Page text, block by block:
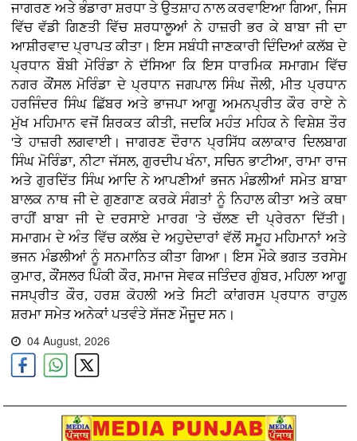
ਜਾਗਰਣ ਅਤੇ ਭੰਡਾਰਾ ਸ਼ਰਧਾ ਤੇ ਉਤਸ਼ਾਹ ਨਾਲ ਕਰਵਾਇਆ ਗਿਆ, ਜਿਸ
ਵਿੱਚ ਵੱਡੀ ਗਿਣਤੀ ਵਿੱਚ ਸ਼ਰਧਾਲੂਆਂ ਨੇ ਹਾਜ਼ਰੀ ਭਰ ਕੇ ਬਾਬਾ ਜੀ ਦਾ
ਆਸ਼ੀਰਵਾਦ ਪ੍ਰਾਪਤ ਕੀਤਾ। ਇਸ ਸਬੰਧੀ ਜਾਣਕਾਰੀ ਦਿੰਦਿਆਂ ਕਲੱਬ ਦੇ
ਪ੍ਰਧਾਨ ਬੌਬੀ ਮੋਰਿੰਡਾ ਨੇ ਦੱਸਿਆ ਕਿ ਇਸ ਧਾਰਮਿਕ ਸਮਾਗਮ ਵਿੱਚ
ਨਗਰ ਕੌਂਸਲ ਮੋਰਿੰਡਾ ਦੇ ਪ੍ਰਧਾਨ ਜਗਪਾਲ ਸਿੰਘ ਜੌਲੀ, ਮੀਤ ਪ੍ਰਧਾਨ
ਹਰਜਿੰਦਰ ਸਿੰਘ ਛਿੱਬਰ ਅਤੇ ਭਾਜਪਾ ਆਗੂ ਅਮਨਪ੍ਰੀਤ ਕੌਰ ਰਾਏ ਨੇ
ਮੁੱਖ ਮਹਿਮਾਨ ਵਜੋਂ ਸ਼ਿਰਕਤ ਕੀਤੀ, ਜਦਕਿ ਮਹੰਤ ਮਹਿਕ ਨੇ ਵਿਸ਼ੇਸ਼ ਤੌਰ
'ਤੇ ਹਾਜ਼ਰੀ ਲਗਵਾਈ। ਜਾਗਰਣ ਦੌਰਾਨ ਪ੍ਰਸਿੱਧ ਕਲਾਕਾਰ ਦਿਲਬਾਗ
ਸਿੰਘ ਮੋਰਿੰਡਾ, ਨੀਟਾ ਜੱਸਲ, ਗੁਰਦੀਪ ਖੰਨਾ, ਸਚਿਨ ਭਾਟੀਆ, ਰਾਮਾ ਰਾਜ
ਅਤੇ ਗੁਰਦਿੱਤ ਸਿੰਘ ਆਦਿ ਨੇ ਆਪਣੀਆਂ ਭਜਨ ਮੰਡਲੀਆਂ ਸਮੇਤ ਬਾਬਾ
ਬਾਲਕ ਨਾਥ ਜੀ ਦੇ ਗੁਣਗਾਣ ਕਰਕੇ ਸੰਗਤਾਂ ਨੂੰ ਨਿਹਾਲ ਕੀਤਾ ਅਤੇ ਕਥਾ
ਰਾਹੀਂ ਬਾਬਾ ਜੀ ਦੇ ਦਰਸਾਏ ਮਾਰਗ 'ਤੇ ਚੱਲਣ ਦੀ ਪ੍ਰੇਰਨਾ ਦਿੱਤੀ।
ਸਮਾਗਮ ਦੇ ਅੰਤ ਵਿੱਚ ਕਲੱਬ ਦੇ ਅਹੁਦੇਦਾਰਾਂ ਵੱਲੋਂ ਸਮੂਹ ਮਹਿਮਾਨਾਂ ਅਤੇ
ਭਜਨ ਮੰਡਲੀਆਂ ਨੂੰ ਸਨਮਾਨਿਤ ਕੀਤਾ ਗਿਆ। ਇਸ ਮੌਕੇ ਭਗਤ ਤਰਸੇਮ
ਕੁਮਾਰ, ਕੌਂਸਲਰ ਪਿੰਕੀ ਕੌਰ, ਸਮਾਜ ਸੇਵਕ ਜਤਿੰਦਰ ਗੁੰਬਰ, ਮਹਿਲਾ ਆਗੂ
ਜਸਪ੍ਰੀਤ ਕੌਰ, ਹਰਸ਼ ਕੋਹਲੀ ਅਤੇ ਸਿਟੀ ਕਾਂਗਰਸ ਪ੍ਰਧਾਨ ਰਾਹੁਲ
ਸ਼ਰਮਾ ਸਮੇਤ ਅਨੇਕਾਂ ਪਤਵੰਤੇ ਸੱਜਣ ਮੌਜੂਦ ਸਨ।
04 August, 2026